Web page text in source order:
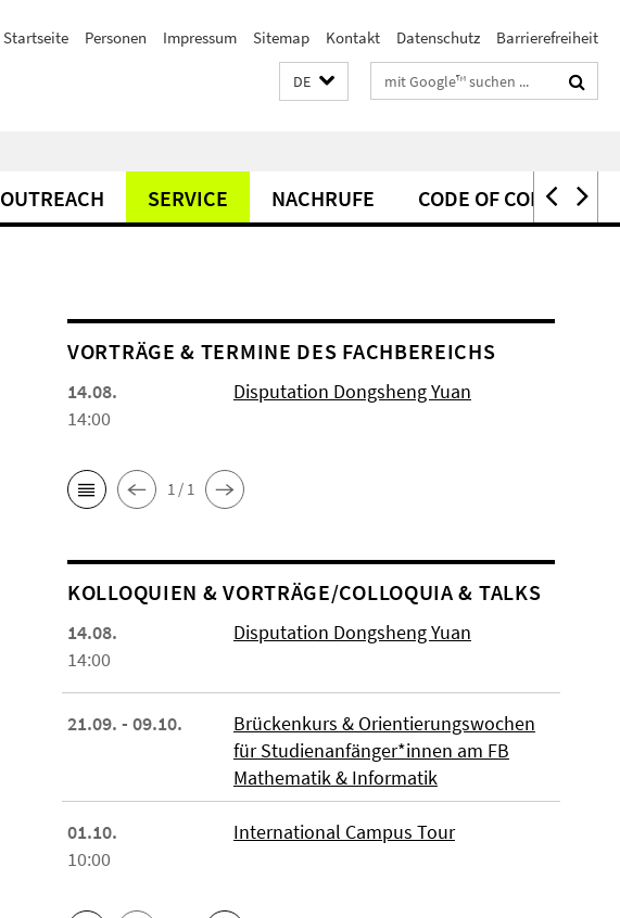
Startseite Personen Impressum Sitemap Kontakt Datenschutz Barrierefreiheit
DE Suchbegriffe
OUTREACH SERVICE NACHRUFE CODE OF CONDUCT
VORTRÄGE & TERMINE DES FACHBEREICHS
14.08.
14:00
Disputation Dongsheng Yuan
1 / 1
KOL­LO­QUIEN & VORTRÄGE/COLLOQUIA & TALKS
14.08.
14:00
Disputation Dongsheng Yuan
21.09. - 09.10.
Brückenkurs & Orientierungswochen
für Studienanfänger*innen am FB
Mathematik & Informatik
01.10.
10:00
International Campus Tour